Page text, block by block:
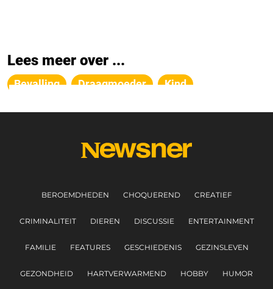
Lees meer over ...
Bevalling Draagmoeder Kind
BEROEMDHEDEN CHOQUEREND CREATIEF
CRIMINALITEIT DIEREN DISCUSSIE ENTERTAINMENT
FAMILIE FEATURES GESCHIEDENIS GEZINSLEVEN
GEZONDHEID HARTVERWARMEND HOBBY HUMOR